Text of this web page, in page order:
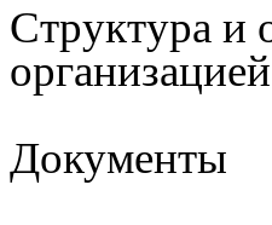
Структура и
организацией
Документы